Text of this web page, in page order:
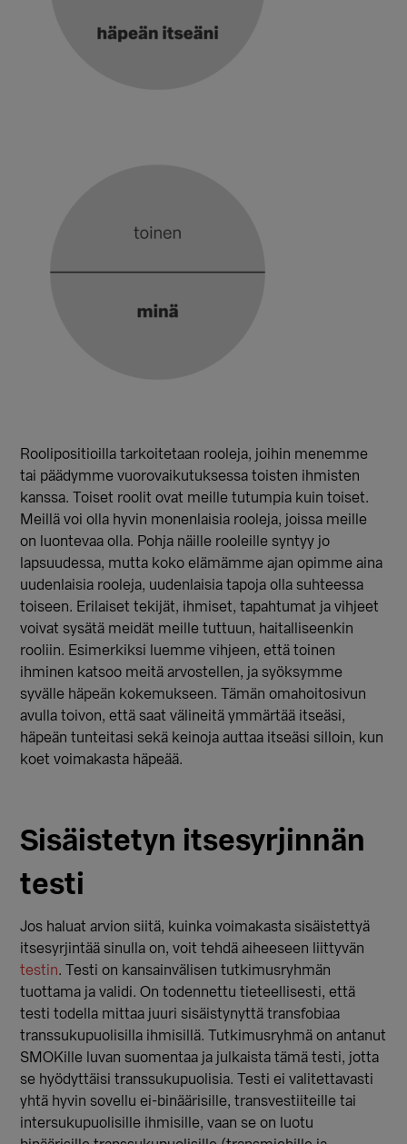
Roolipositioilla tarkoitetaan rooleja, joihin menemme
tai päädymme vuorovaikutuksessa toisten ihmisten
kanssa. Toiset roolit ovat meille tutumpia kuin toiset.
Meillä voi olla hyvin monenlaisia rooleja, joissa meille
on luontevaa olla. Pohja näille rooleille syntyy jo
lapsuudessa, mutta koko elämämme ajan opimme aina
uudenlaisia rooleja, uudenlaisia tapoja olla suhteessa
toiseen. Erilaiset tekijät, ihmiset, tapahtumat ja vihjeet
voivat sysätä meidät meille tuttuun, haitalliseenkin
rooliin. Esimerkiksi luemme vihjeen, että toinen
ihminen katsoo meitä arvostellen, ja syöksymme
syvälle häpeän kokemukseen. Tämän omahoitosivun
avulla toivon, että saat välineitä ymmärtää itseäsi,
häpeän tunteitasi sekä keinoja auttaa itseäsi silloin, kun
koet voimakasta häpeää.
Sisäistetyn itsesyrjinnän
testi
Jos haluat arvion siitä, kuinka voimakasta sisäistettyä
itsesyrjintää sinulla on, voit tehdä aiheeseen liittyvän
testin. Testi on kansainvälisen tutkimusryhmän
tuottama ja validi. On todennettu tieteellisesti, että
testi todella mittaa juuri sisäistynyttä transfobiaa
transsukupuolisilla ihmisillä. Tutkimusryhmä on antanut
SMOKille luvan suomentaa ja julkaista tämä testi, jotta
se hyödyttäisi transsukupuolisia. Testi ei valitettavasti
yhtä hyvin sovellu ei-binäärisille, transvestiiteille tai
intersukupuolisille ihmisille, vaan se on luotu